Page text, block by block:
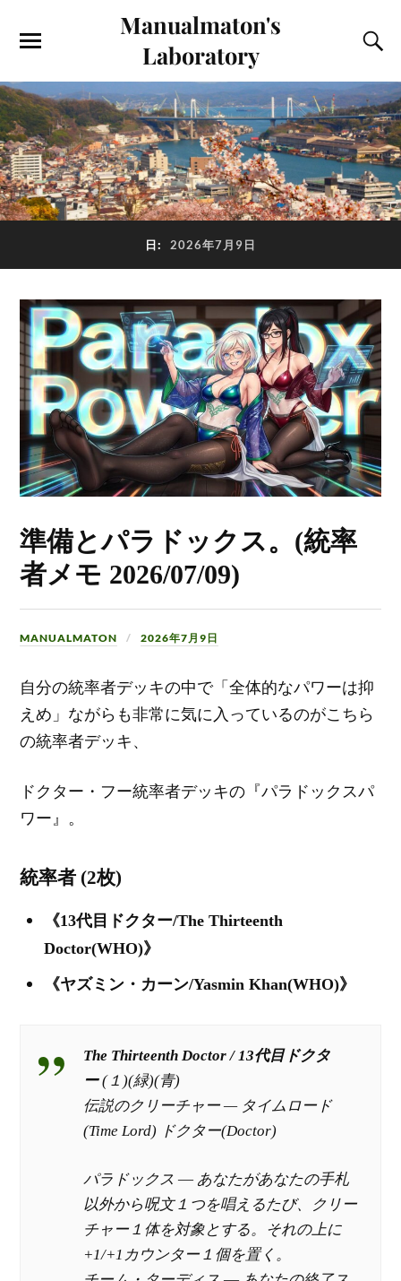
Manualmaton's
Laboratory
日: 2026年7月9日
準備とパラドックス。(統率
者メモ 2026/07/09)
MANUALMATON 2026年7月9日
自分の統率者デッキの中で「全体的なパワーは抑
えめ」ながらも非常に気に入っているのがこちら
の統率者デッキ、
ドクター・フー統率者デッキの『パラドックスパ
ワー』。
統率者 (2枚)
《13代目ドクター/The Thirteenth
Doctor(WHO)》
《ヤズミン・カーン/Yasmin Khan(WHO)》
The Thirteenth Doctor / 13代目ドクタ
ー(１)(緑)(青)
伝説のクリーチャー — タイムロード
(Time Lord) ドクター(Doctor)
パラドックス ― あなたがあなたの手札
以外から呪文１つを唱えるたび、クリー
チャー１体を対象とする。それの上に
+1/+1カウンター１個を置く。